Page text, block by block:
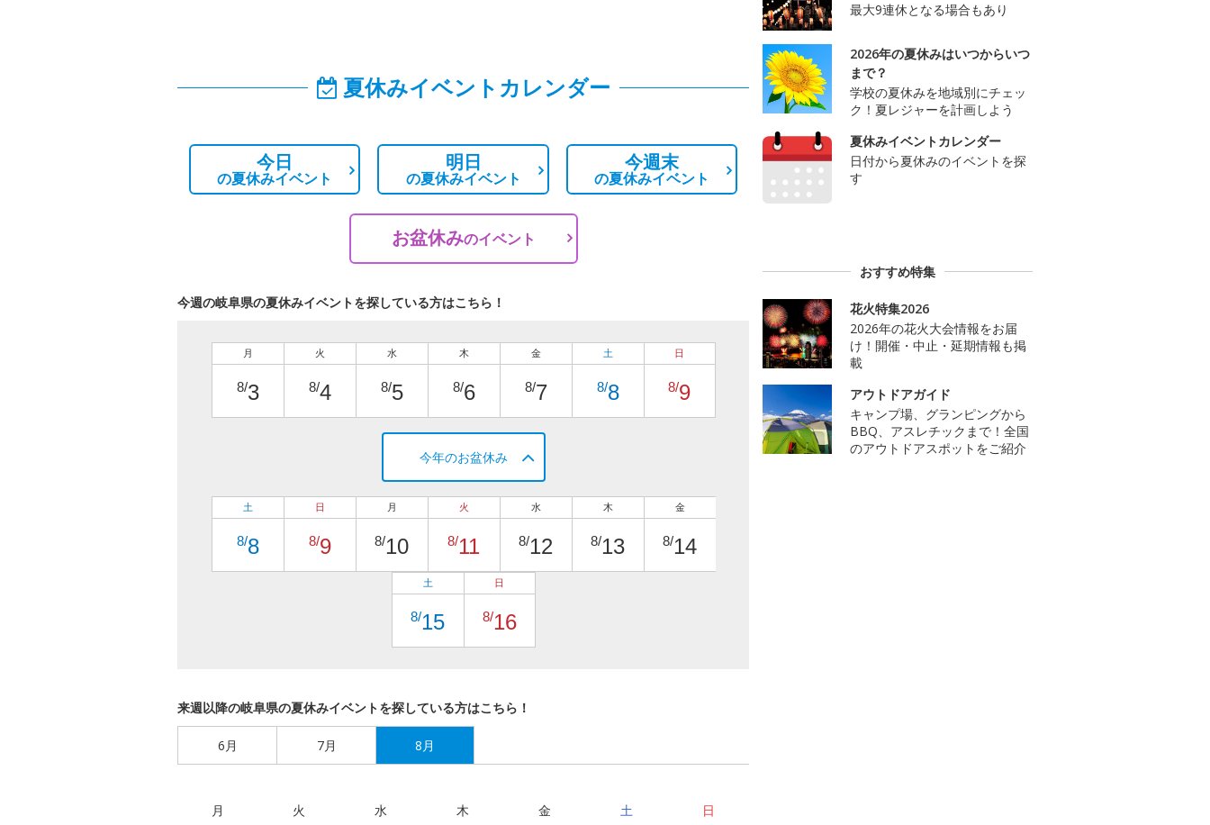
夏休みイベントカレンダー
今日
の夏休みイベント
明日
の夏休みイベント
今週末
の夏休みイベント
お盆休みのイベント
今週の岐阜県の夏休みイベントを探している方はこちら！
月
8/3
火
8/4
水
8/5
木
8/6
金
8/7
土
8/8
日
8/9
今年のお盆休み
土
8/8
日
8/9
月
8/10
火
8/11
水
8/12
木
8/13
金
8/14
土
8/15
日
8/16
来週以降の岐阜県の夏休みイベントを探している方はこちら！
6月 7月 8月
月 火 水 木 金 土 日
最大9連休となる場合もあり
2026年の夏休みはいつからいつ
まで？
学校の夏休みを地域別にチェッ
ク！夏レジャーを計画しよう
夏休みイベントカレンダー
日付から夏休みのイベントを探
す
おすすめ特集
花火特集2026
2026年の花火大会情報をお届
け！開催・中止・延期情報も掲
載
アウトドアガイド
キャンプ場、グランピングから
BBQ、アスレチックまで！全国
のアウトドアスポットをご紹介